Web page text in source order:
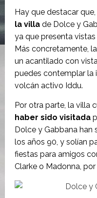
Hay que destacar
la villa de Dolce y
ya que presenta
Más concretamente,
un acantilado con
puedes contemplar la
volcán activo Iddu.
Por otra parte, la villa
haber sido visitada
Dolce y Gabbana han
los años 90, y solían
fiestas para amigos
Clarke o Madonna,